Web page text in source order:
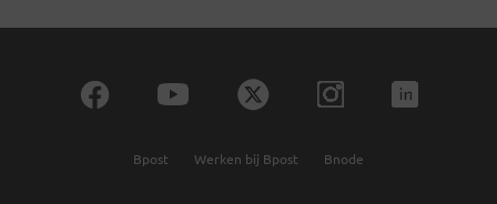
Bpost Werken bij Bpost Bnode